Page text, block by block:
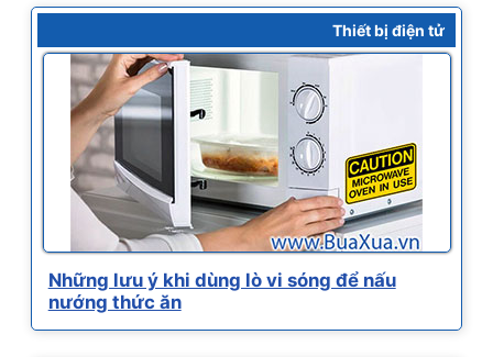
Thiết bị điện tử
Những lưu ý khi dùng lò vi sóng để nấu
nướng thức ăn